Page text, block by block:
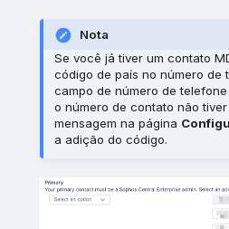
Nota
Se você já tiver um contato
código de país no número de
campo de número de
o número de contato não
mensagem na página
a adição do código.